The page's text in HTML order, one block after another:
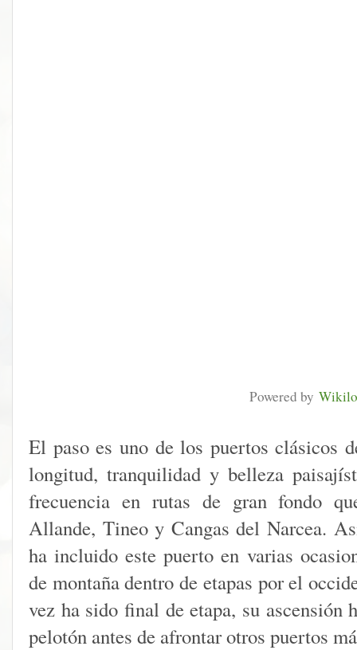
Powered by
El paso es uno de los puertos clásicos
longitud, tranquilidad y belleza
frecuencia en rutas de gran fondo
Allande, Tineo y Cangas del Narcea.
ha incluido este puerto en varias
de montaña dentro de etapas por el
vez ha sido final de etapa, su ascensión
pelotón antes de afrontar otros puertos